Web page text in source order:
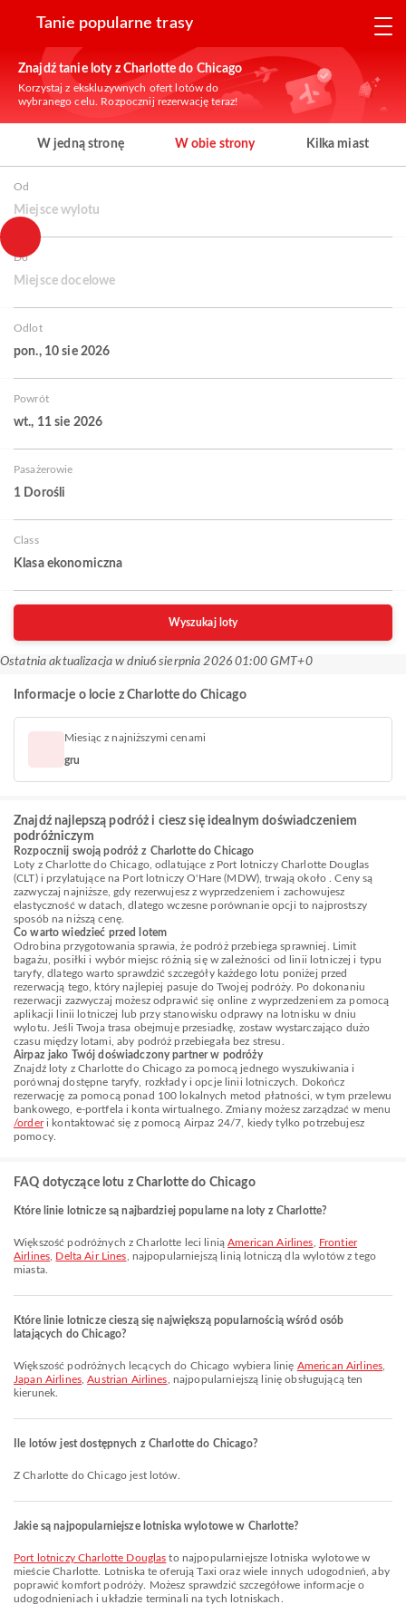
Tanie popularne trasy
Znajdź tanie loty z Charlotte do Chicago
Korzystaj z ekskluzywnych ofert lotów do
wybranego celu. Rozpocznij rezerwację teraz!
W jedną stronę W obie strony Kilka miast
Od
Miejsce wylotu
Do
Miejsce docelowe
Odlot
pon., 10 sie 2026
Powrót
wt., 11 sie 2026
Pasażerowie
1 Dorośli
Class
Klasa ekonomiczna
Wyszukaj loty
Ostatnia aktualizacja w dniu6 sierpnia 2026 01:00 GMT+0
Informacje o locie z Charlotte do Chicago
Miesiąc z najniższymi cenami
gru
Znajdź najlepszą podróż i ciesz się idealnym doświadczeniem
podróżniczym
Rozpocznij swoją podróż z Charlotte do Chicago
Loty z Charlotte do Chicago, odlatujące z Port lotniczy Charlotte Douglas
(CLT) i przylatujące na Port lotniczy O'Hare (MDW), trwają około . Ceny są
zazwyczaj najniższe, gdy rezerwujesz z wyprzedzeniem i zachowujesz
elastyczność w datach, dlatego wczesne porównanie opcji to najprostszy
sposób na niższą cenę.
Co warto wiedzieć przed lotem
Odrobina przygotowania sprawia, że podróż przebiega sprawniej. Limit
bagażu, posiłki i wybór miejsc różnią się w zależności od linii lotniczej i typu
taryfy, dlatego warto sprawdzić szczegóły każdego lotu poniżej przed
rezerwacją tego, który najlepiej pasuje do Twojej podróży. Po dokonaniu
rezerwacji zazwyczaj możesz odprawić się online z wyprzedzeniem za pomocą
aplikacji linii lotniczej lub przy stanowisku odprawy na lotnisku w dniu
wylotu. Jeśli Twoja trasa obejmuje przesiadkę, zostaw wystarczająco dużo
czasu między lotami, aby podróż przebiegała bez stresu.
Airpaz jako Twój doświadczony partner w podróży
Znajdź loty z Charlotte do Chicago za pomocą jednego wyszukiwania i
porównaj dostępne taryfy, rozkłady i opcje linii lotniczych. Dokończ
rezerwację za pomocą ponad 100 lokalnych metod płatności, w tym przelewu
bankowego, e-portfela i konta wirtualnego. Zmiany możesz zarządzać w menu
/orderi kontaktować się z pomocą Airpaz 24/7, kiedy tylko potrzebujesz
pomocy.
FAQ dotyczące lotu z Charlotte do Chicago
Które linie lotnicze są najbardziej popularne na loty z Charlotte?
Większość podróżnych z Charlotte leci liniąAmerican Airlines
Frontier
Airlines Delta Air Lines , najpopularniejszą linią lotniczą dla wylotów z tego
miasta.
Które linie lotnicze cieszą się największą popularnością wśród osób
latających do Chicago?
Większość podróżnych lecących do Chicago wybiera linię American Airlines
Japan Airlines,Austrian Airlines , najpopularniejszą linię obsługującą ten
kierunek.
Ile lotów jest dostępnych z Charlotte do Chicago?
Z Charlotte do Chicago jest lotów.
Jakie są najpopularniejsze lotniska wylotowe w Charlotte?
Port lotniczy Charlotte Douglas to najpopularniejsze lotniska wylotowe w
mieście Charlotte. Lotniska te oferują Taxi oraz wiele innych udogodnień, aby
poprawić komfort podróży. Możesz sprawdzić szczegółowe informacje o
udogodnieniach i układzie terminali na tych lotniskach.